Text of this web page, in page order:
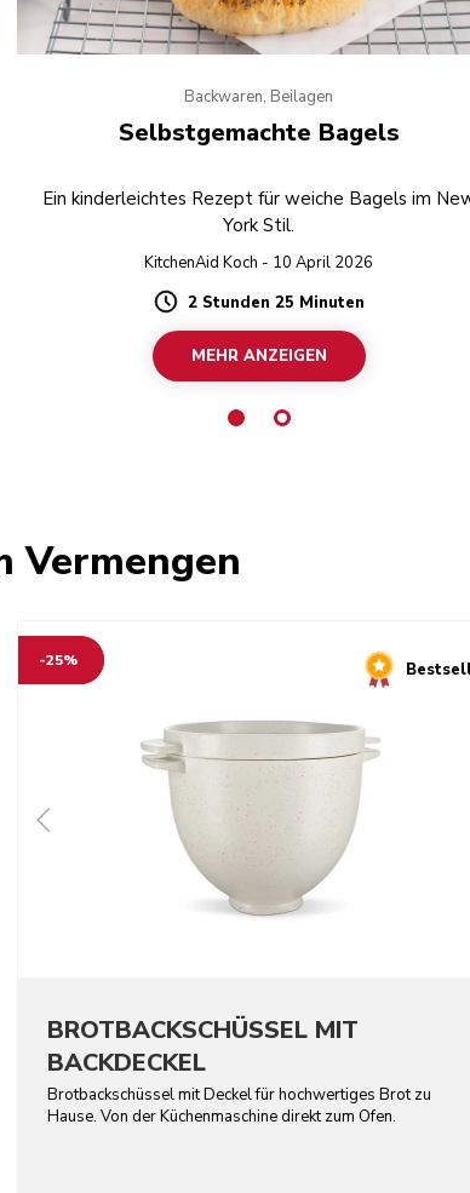
Backwaren, Beilagen
Selbstgemachte Bagels
Ein kinderleichtes Rezept für weiche Bagels im
York Stil.
KitchenAid Koch - 10 April 2026
Duration
2 Stunden 25 Minuten
MEHR ANZEIGEN
Vermengen
-25%
BROTBACKSCHÜSSEL MIT
BACKDECKEL
Brotbackschüssel mit Deckel für hochwertiges Brot zu
Hause. Von der Küchenmaschine direkt zum Ofen.